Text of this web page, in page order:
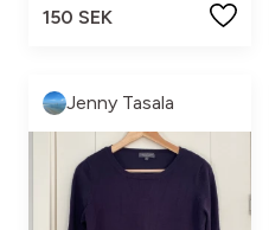
150 SEK
Jenny Tasala